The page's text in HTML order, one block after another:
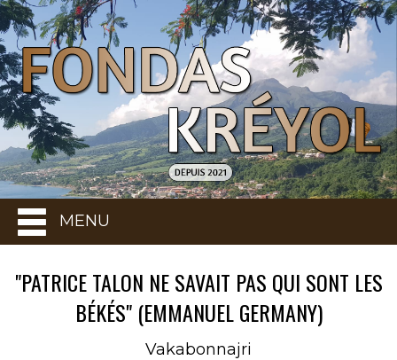
MENU
"PATRICE TALON NE SAVAIT PAS QUI SONT LES
BÉKÉS" (EMMANUEL GERMANY)
Vakabonnajri